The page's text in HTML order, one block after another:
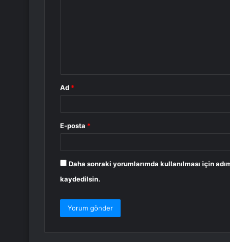
Ad *
E-posta *
Daha sonraki yorumlarımda kullanılması için
kaydedilsin.